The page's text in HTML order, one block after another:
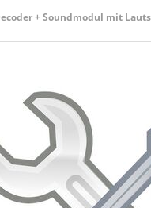
+ Soundmodul mit